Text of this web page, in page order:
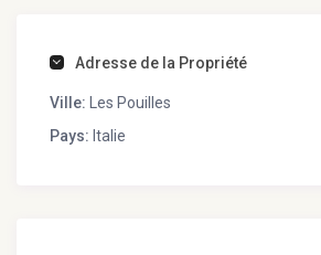
Adresse de la Propriété
Ville:
Les Pouilles
Pays: Italie